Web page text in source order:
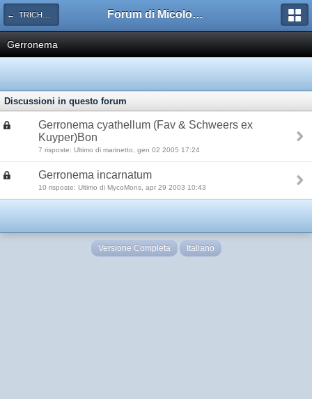
← TRICHOLOMATACEAE Forum di Micologia AMB Gruppo di Muggia e del Carso
Gerronema
Discussioni in questo forum
Gerronema cyathellum (Fav & Schweers ex
Kuyper)Bon
7 risposte: Ultimo di marinetto, gen 02 2005 17:24
Gerronema incarnatum
10 risposte: Ultimo di MycoMons, apr 29 2003 10:43
Versione Completa Italiano